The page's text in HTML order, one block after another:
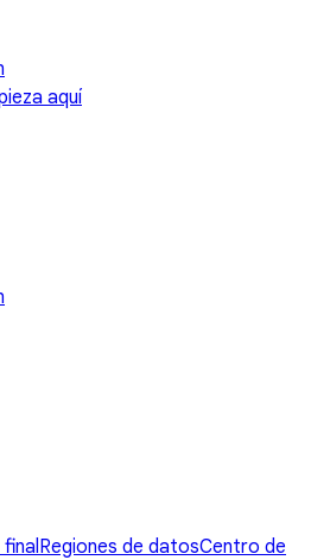
aquí
Regiones de datosCentro de